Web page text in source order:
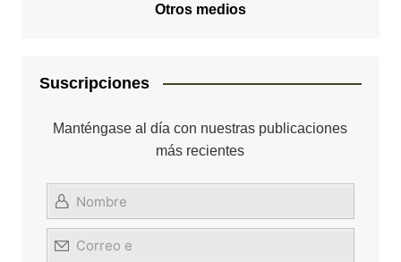
Otros medios
Suscripciones
Manténgase al día con nuestras publicaciones
más recientes